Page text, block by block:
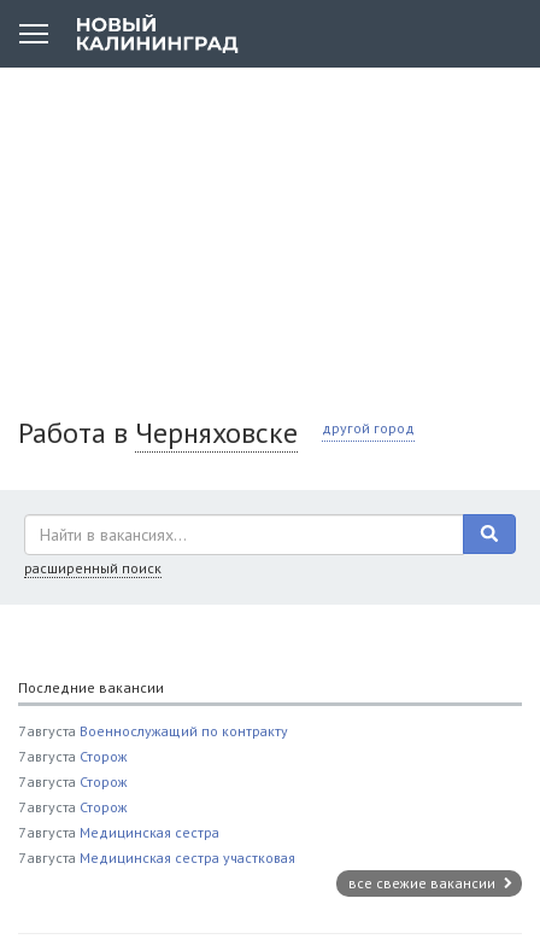
Работа в Черняховске другой город
расширенный поиск
Последние вакансии
7 августа Военнослужащий по контракту
7 августа Сторож
7 августа Сторож
7 августа Сторож
7 августа Медицинская сестра
7 августа Медицинская сестра участковая
все свежие вакансии